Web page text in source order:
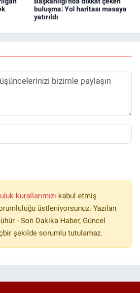
buluşma: Yol haritası masaya
yatırıldı
kurallarımızı kabul etmiş
üstleniyorsunuz. Yazılan
- Son Dakika Haber, Güncel
şekilde sorumlu tutulamaz.